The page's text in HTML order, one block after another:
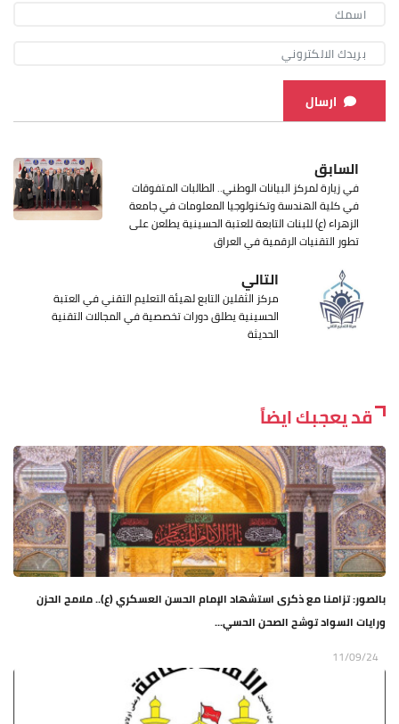
ارسال
السابق
في زيارة لمركز البيانات الوطني.. الطالبات المتفوقات
في كلية الهندسة وتكنولوجيا المعلومات في جامعة
الزهراء (ع) للبنات التابعة للعتبة الحسينية يطلعن على
تطور التقنيات الرقمية في العراق
التالي
مركز الثقلين التابع لهيئة التعليم التقني في العتبة
الحسينية يطلق دورات تخصصية في المجالات التقنية
الحديثة
قد يعجبك ايضاً
بالصور: تزامنا مع ذكرى استشهاد الإمام الحسن العسكري (ع).. ملامح الحزن
ورايات السواد توشح الصحن الحسي...
11/09/24